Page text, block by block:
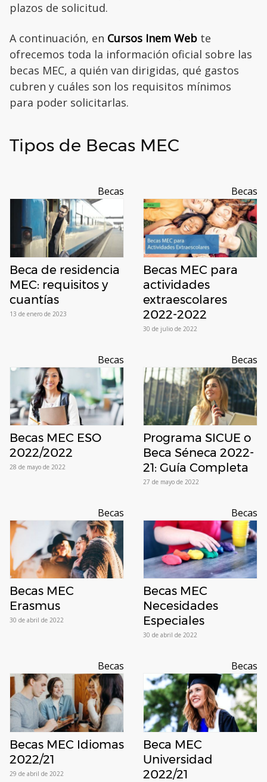
plazos de solicitud.
A continuación, en Cursos Inem Web te
ofrecemos toda la información oficial sobre las
becas MEC, a quién van dirigidas, qué gastos
cubren y cuáles son los requisitos mínimos
para poder solicitarlas.
Tipos de Becas MEC
Becas
Beca de residencia
MEC: requisitos y
cuantías
13 de enero de 2023
Becas
Becas MEC para
actividades
extraescolares
2022-2022
30 de julio de 2022
Becas
Becas MEC ESO
2022/2022
28 de mayo de 2022
Becas
Programa SICUE o
Beca Séneca 2022-
21: Guía Completa
27 de mayo de 2022
Becas
Becas MEC
Erasmus
30 de abril de 2022
Becas
Becas MEC
Necesidades
Especiales
30 de abril de 2022
Becas
Becas MEC Idiomas
2022/21
29 de abril de 2022
Becas
Beca MEC
Universidad
2022/21